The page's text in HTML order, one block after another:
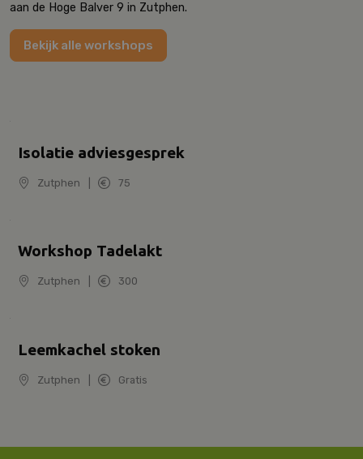
aan de Hoge Balver 9 in Zutphen.
Bekijk alle workshops
Isolatie adviesgesprek
Zutphen 75
Workshop Tadelakt
Zutphen 300
Leemkachel stoken
Zutphen Gratis